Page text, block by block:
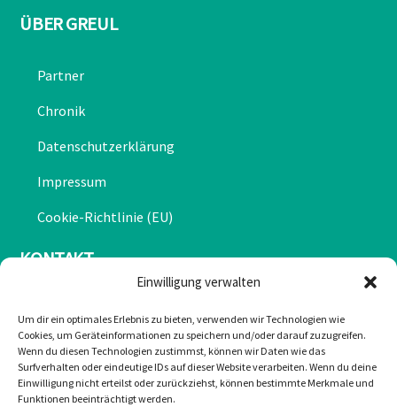
Einwilligung verwalten
Um dir ein optimales Erlebnis zu bieten, verwenden wir Technologien wie
Cookies, um Geräteinformationen zu speichern und/oder darauf zuzugreifen.
Wenn du diesen Technologien zustimmst, können wir Daten wie das
Surfverhalten oder eindeutige IDs auf dieser Website verarbeiten. Wenn du deine
Einwilligung nicht erteilst oder zurückziehst, können bestimmte Merkmale und
Funktionen beeinträchtigt werden.
ÜBER GREUL
Partner
Chronik
Datenschutzerklärung
Impressum
Cookie-Richtlinie (EU)
KONTAKT
Tel: +43 2755 7272
Texing 20, 3242 Texing